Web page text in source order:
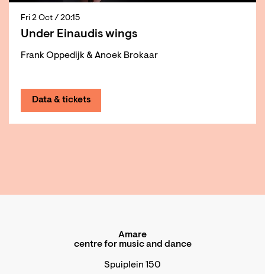
Under Einaudis wings
Frank Oppedijk & Anoek Brokaar
Fri 2 Oct / 20:15
Data & tickets
Amare
centre for music and dance
Spuiplein 150